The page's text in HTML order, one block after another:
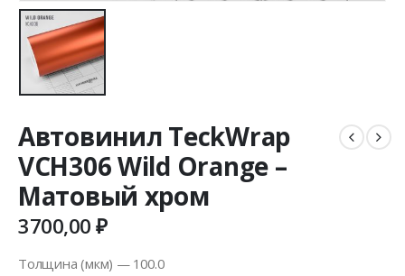
Автовинил TeckWrap
VCH306 Wild Orange –
Матовый хром
3700,00₽
Толщина (мкм) — 100.0